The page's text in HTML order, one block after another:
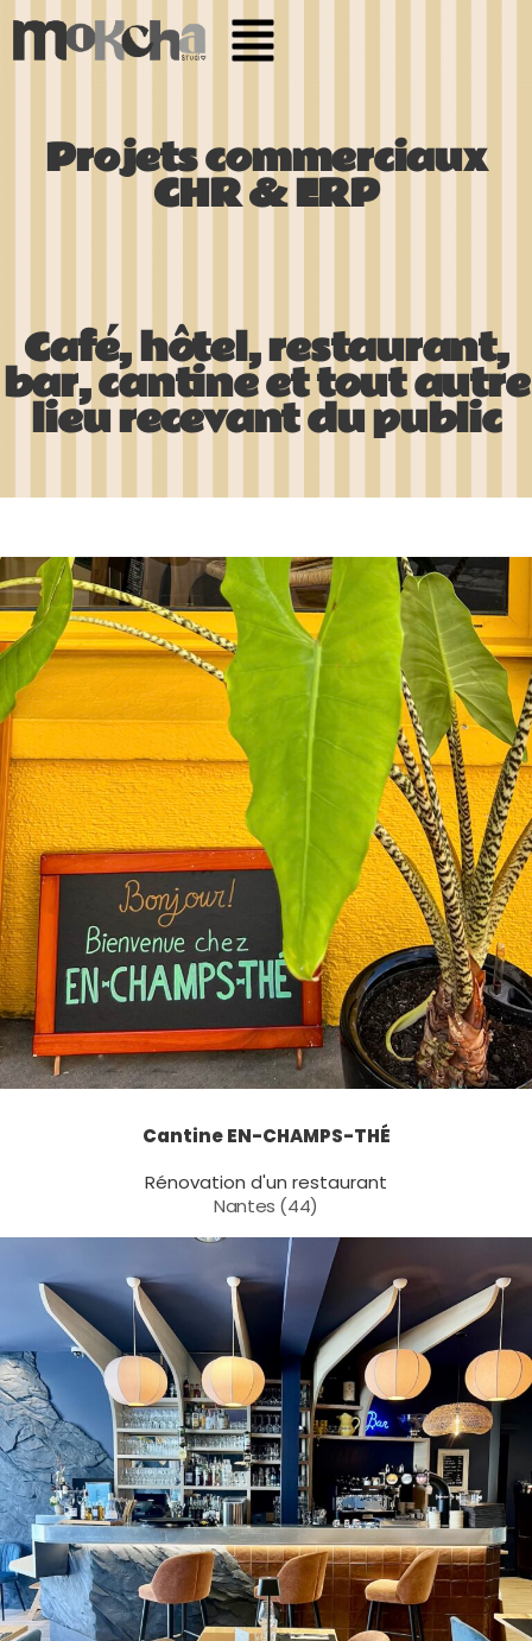
Projets commerciaux
CHR & ERP
Café, hôtel, restaurant,
bar, cantine et tout autre
lieu recevant du public
Cantine EN-CHAMPS-THÉ
Rénovation d'un restaurant
Nantes (44)